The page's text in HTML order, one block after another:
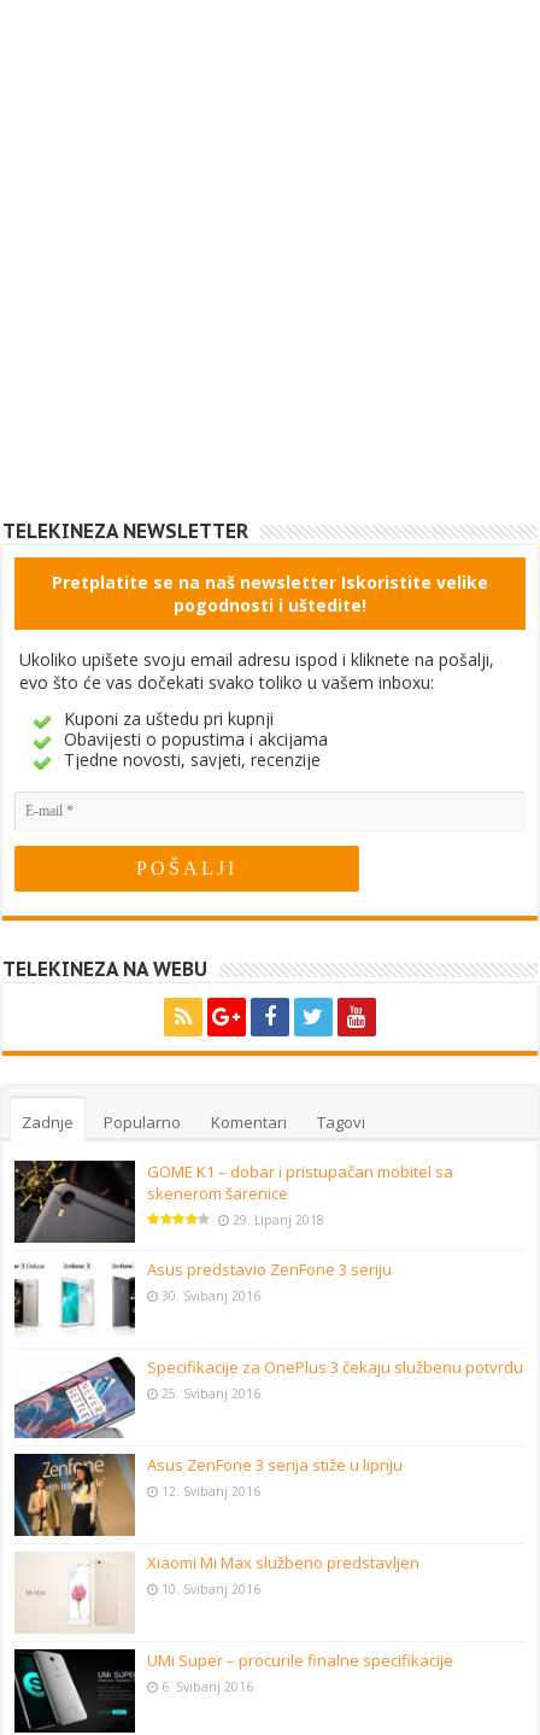
TELEKINEZA NEWSLETTER
Pretplatite se na naš newsletter Iskoristite velike
pogodnosti i uštedite!
Ukoliko upišete svoju email adresu ispod i kliknete na pošalji,
evo što će vas dočekati svako toliko u vašem inboxu:
Kuponi za uštedu pri kupnji
Obavijesti o popustima i akcijama
Tjedne novosti, savjeti, recenzije
TELEKINEZA NA WEBU
Zadnje Popularno Komentari Tagovi
GOME K1 – dobar i pristupačan mobitel sa
skenerom šarenice
29. Lipanj 2018
Asus predstavio ZenFone 3 seriju
30. Svibanj 2016
Specifikacije za OnePlus 3 čekaju službenu potvrdu
25. Svibanj 2016
Asus ZenFone 3 serija stiže u lipnju
12. Svibanj 2016
Xiaomi Mi Max službeno predstavljen
10. Svibanj 2016
UMi Super – procurile finalne specifikacije
6. Svibanj 2016